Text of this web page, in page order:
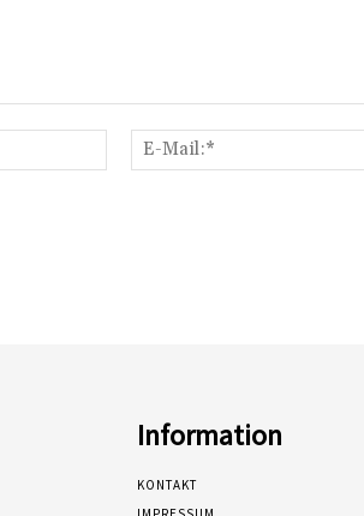
Name:*
Information
KONTAKT